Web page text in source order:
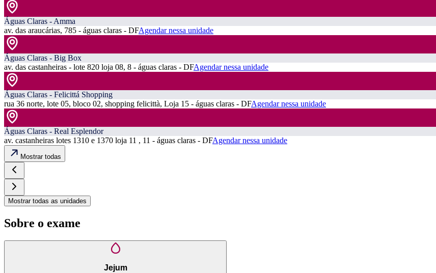
Águas Claras - Amma
av. das araucárias, 785 - águas claras - DFAgendar nessa unidade
Águas Claras - Big Box
av. das castanheiras - lote 820 loja 08, 8 - águas claras - DFAgendar nessa unidade
Águas Claras - Felicittá Shopping
rua 36 norte, lote 05, bloco 02, shopping felicittà, Loja 15 - águas claras - DFAgendar nessa unidade
Águas Claras - Real Esplendor
av. castanheiras lotes 1310 e 1370 loja 11 , 11 - águas claras - DFAgendar nessa unidade
Mostrar todas
Mostrar todas as unidades
Sobre o exame
Jejum